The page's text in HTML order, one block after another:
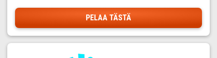
PELAA TÄSTÄ